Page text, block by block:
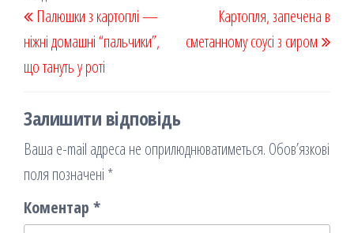
k on ис
я
записів
записПалюшки з картоплі —
ніжні домашні “пальчики”,
що тануть у роті
Картопля, запечена в
сметанному соусі з сиром
Залишити відповідь
Ваша e-mail адреса не оприлюднюватиметься. Обов’язкові
поля позначені *
Коментар *